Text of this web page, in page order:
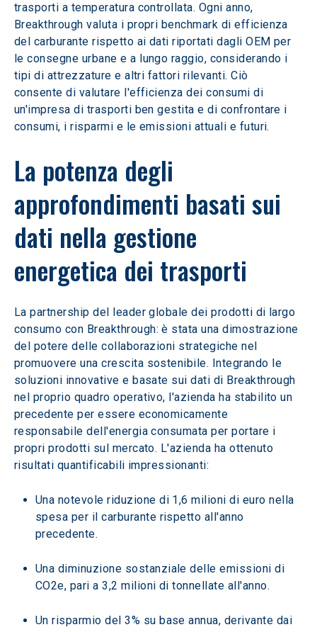
trasporti a temperatura controllata. Ogni anno,
Breakthrough valuta i propri benchmark di efficienza
del carburante rispetto ai dati riportati dagli OEM per
le consegne urbane e a lungo raggio, considerando i
tipi di attrezzature e altri fattori rilevanti. Ciò
consente di valutare l'efficienza dei consumi di
un'impresa di trasporti ben gestita e di confrontare i
consumi, i risparmi e le emissioni attuali e futuri.
La potenza degli
approfondimenti basati sui
dati nella gestione
energetica dei trasporti
La partnership del leader globale dei prodotti di largo
consumo con Breakthrough: è stata una dimostrazione
del potere delle collaborazioni strategiche nel
promuovere una crescita sostenibile. Integrando le
soluzioni innovative e basate sui dati di Breakthrough
nel proprio quadro operativo, l'azienda ha stabilito un
precedente per essere economicamente
responsabile dell'energia consumata per portare i
propri prodotti sul mercato. L'azienda ha ottenuto
risultati quantificabili impressionanti:
Una notevole riduzione di 1,6 milioni di euro nella
spesa per il carburante rispetto all'anno
precedente.
Una diminuzione sostanziale delle emissioni di
CO2e, pari a 3,2 milioni di tonnellate all'anno.
Un risparmio del 3% su base annua, derivante dai